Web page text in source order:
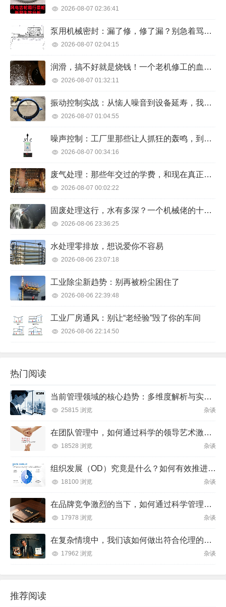
2026-08-07 02:36:41
泵用机械密封：漏了修，修了漏？别急着骂供应商，先看看这几点
2026-08-07 02:04:15
润滑，搞不好就是烧钱！一个老机修工的血泪经验
2026-08-07 01:32:11
振动控制实战：从恼人噪音到设备延寿，我的踩坑与顿悟
2026-08-07 01:04:55
噪声控制：工厂里那些让人抓狂的轰鸣，到底怎么治？
2026-08-07 00:34:16
废气处理：那些年交过的学费，和现在真正靠谱的路子
2026-08-07 00:02:22
固废处理这行，水有多深？一个机械佬的十年观察
2026-08-06 23:36:25
水处理零排放，想说爱你不容易
2026-08-06 23:07:18
工业除尘新趋势：别再被粉尘困住了
2026-08-06 22:39:48
工业厂房通风：别让“老经验”毁了你的车间
2026-08-06 22:14:50
热门阅读
当前管理领域的核心趋势：多维度解析与实践方向
25815 浏览 杂谈
在团队管理中，如何通过科学的领导艺术激发成员潜力并实现目标？
18528 浏览 杂谈
组织发展（OD）究竟是什么？如何有效推进并解决企业管理难题？
18100 浏览 杂谈
在品牌竞争激烈的当下，如何通过科学管理让品牌成为消费者心中不可替代的存在？
17978 浏览 杂谈
在复杂情境中，我们该如何做出符合伦理的决策？
17962 浏览 杂谈
推荐阅读